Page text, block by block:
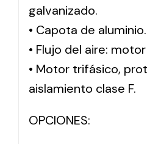
galvanizado.
• Capota de aluminio.
• Flujo del aire:
• Motor trifásico,
aislamiento clase F.
OPCIONES: